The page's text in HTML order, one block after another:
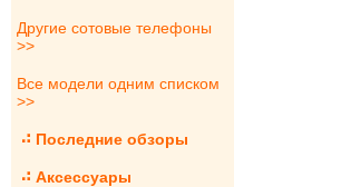
Другие сотовые телефоны
>>
Все модели одним списком
>>
Последние обзоры
Аксессуары